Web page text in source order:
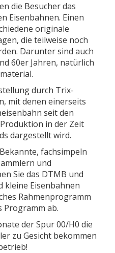
die Besucher das
Eisenbahnen. Einen
originale
die teilweise noch
Darunter sind auch
60er Jahren, natürlich
durch Trix-
mit denen einerseits
seit den
in der Zeit
dargestellt wird.
fachsimpeln
und
Sie das DTMB und
kleine Eisenbahnen
Rahmenprogramm
Programm ab.
der Spur 00/H0 die
zu Gesicht bekommen